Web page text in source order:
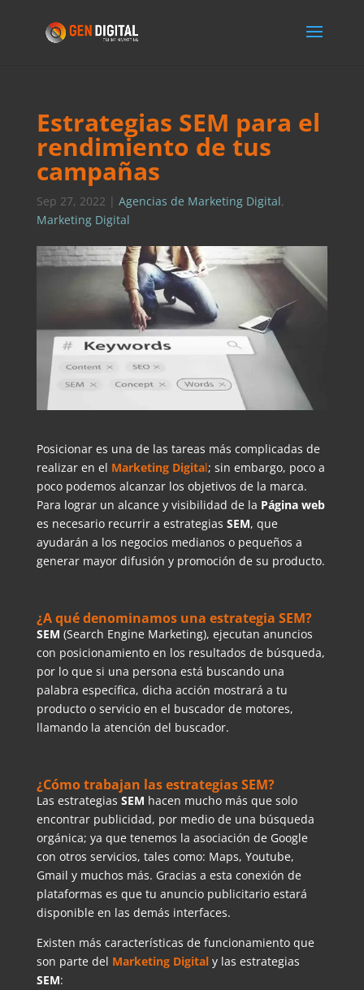
Estrategias SEM para el
rendimiento de tus
campañas
Sep 27, 2022 | Agencias de Marketing Digital,
Marketing Digital
Posicionar es una de las tareas más complicadas de
realizar en el Marketing Digital; sin embargo, poco a
poco podemos alcanzar los objetivos de la marca.
Para lograr un alcance y visibilidad de la Página web
es necesario recurrir a estrategias SEM, que
ayudarán a los negocios medianos o pequeños a
generar mayor difusión y promoción de su producto.
¿A qué denominamos una estrategia SEM?
SEM (Search Engine Marketing), ejecutan anuncios
con posicionamiento en los resultados de búsqueda,
por lo que si una persona está buscando una
palabra específica, dicha acción mostrará a tu
producto o servicio en el buscador de motores,
llamando la atención del buscador.
¿Cómo trabajan las estrategias SEM?
Las estrategias SEM hacen mucho más que solo
encontrar publicidad, por medio de una búsqueda
orgánica; ya que tenemos la asociación de Google
con otros servicios, tales como: Maps, Youtube,
Gmail y muchos más. Gracias a esta conexión de
plataformas es que tu anuncio publicitario estará
disponible en las demás interfaces.
Existen más características de funcionamiento que
son parte del Marketing Digital y las estrategias
SEM: